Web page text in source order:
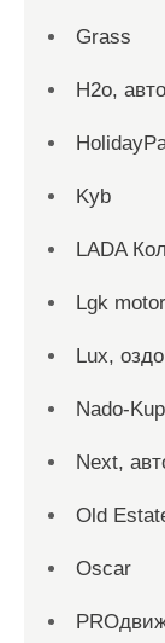
Grass
H2o,
Kyb
LADA
Lgk
Lux,
Nado-
Next,
Old
Oscar